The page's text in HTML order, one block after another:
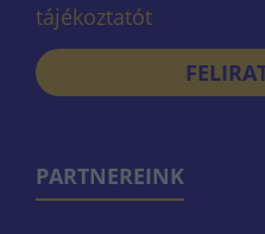
tájékoztatót
PARTNEREINK